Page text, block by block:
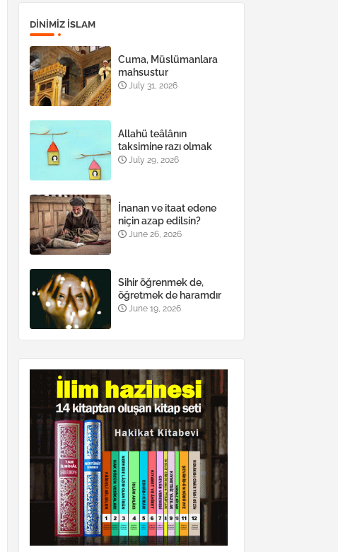
DINIMIZ ISLAM
Cuma, Müslümanlara
mahsustur
July 31, 2026
Allahü teâlânın
taksimine razı olmak
July 29, 2026
İnanan ve itaat edene
niçin azap edilsin?
June 26, 2026
Sihir öğrenmek de,
öğretmek de haramdır
June 19, 2026